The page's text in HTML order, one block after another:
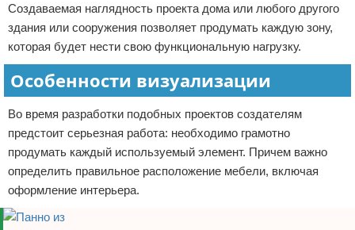
Создаваемая наглядность проекта дома или любого другого
здания или сооружения позволяет продумать каждую зону,
которая будет нести свою функциональную нагрузку.
Особенности визуализации
Во время разработки подобных проектов создателям
предстоит серьезная работа: необходимо грамотно
продумать каждый используемый элемент. Причем важно
определить правильное расположение мебели, включая
оформление интерьера.